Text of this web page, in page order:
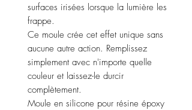
surfaces irisées lorsque la lumière les
frappe.
Ce moule crée cet effet unique sans
aucune autre action. Remplissez
simplement avec n'importe quelle
couleur et laissez-le durcir
complètement.
Moule en silicone pour résine époxy